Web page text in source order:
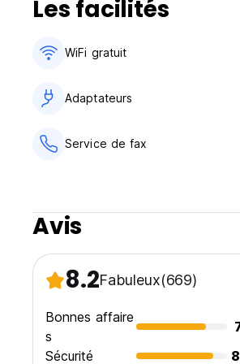
There is a bar inside the hostel,
If you have lost, forget to give
Taxes included.
The price of the bed includes free
not per person)
During May, June, July, August,
During May, June, July, August,
Les facilités
WiFi gratuit
Adaptateurs
Service de fax
Avis
8.2Fabuleux(669)
Bonnes affaire
s
Sécurité